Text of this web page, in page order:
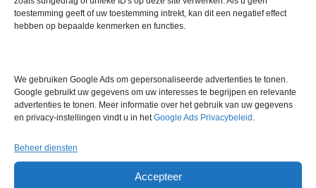
toestemming geeft of uw toestemming intrekt, kan dit een negatief effect
hebben op bepaalde kenmerken en functies.
We gebruiken Google Ads om gepersonaliseerde advertenties te tonen.
Google gebruikt uw gegevens om uw interesses te begrijpen en relevante
advertenties te tonen. Meer informatie over het gebruik van uw gegevens
en privacy-instellingen vindt u in hetGoogle Ads Privacybeleid .
Beheer diensten
Accepteer
‘Laminator’ creëert uitstekende luchtstroom en lichtspreiding.
filters raken
Directe meting van luchtstroom met real time uitlezing van
downflow en inflow
de beste werkomstandigheden
HEPA-filter van H14-kwaliteit